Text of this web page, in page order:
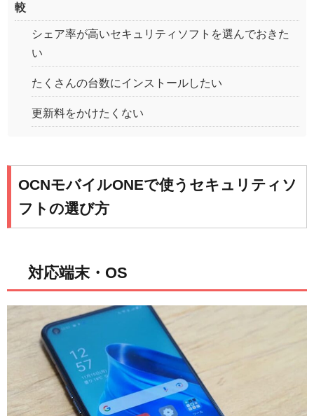
較
シェア率が高いセキュリティソフトを選んでおきた
い
たくさんの台数にインストールしたい
更新料をかけたくない
OCNモバイルONEで使うセキュリティソ
フトの選び方
対応端末・OS